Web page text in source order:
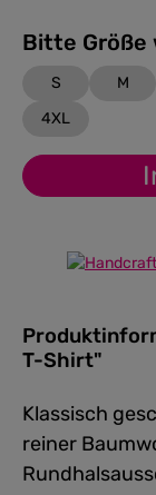
S M
4XL
T-Shirt"
Klassisch
reiner